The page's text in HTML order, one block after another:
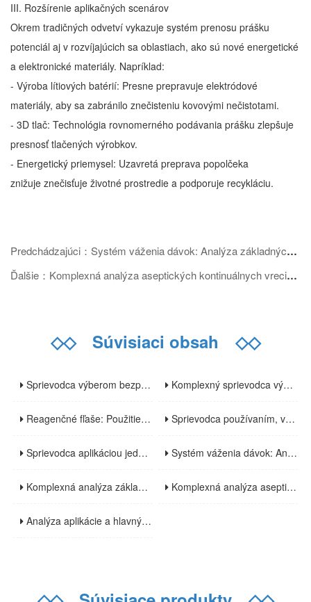
III. Rozšírenie aplikačných scenárov
Okrem tradičných odvetví vykazuje systém prenosu prášku
potenciál aj v rozvíjajúcich sa oblastiach, ako sú nové energetické
a elektronické materiály. Napríklad:
- Výroba lítiových batérií: Presne prepravuje elektródové
materiály, aby sa zabránilo znečisteniu kovovými nečistotami.
- 3D tlač: Technológia rovnomerného podávania prášku zlepšuje
presnosť tlačených výrobkov.
- Energetický priemysel: Uzavretá preprava popolčeka
znižuje znečisťuje životné prostredie a podporuje recykláciu.
Predchádzajúci：Systém váženia dávok: Analýza základných funkcií a efektívne aplikácie vo viacerých odvetviach
Ďalšie：Komplexná analýza aseptických kontinuálnych vreciek: vlastnosti materiálu, výrobné procesy a oblasti použitia
◇◇Súvisiaci obsah ◇◇
Sprievodca výberom bezprašných utierok: Analýza charakteristík, aplikácií a kľúčových bodov výberu Komplexný sprievodca výberom laboratórnych odberových fliaš: Materiály, špecifikácie a aplikačné scenáre
Reagenčné fľaše: Použitie, základy dizajnu a pokyny pre bezpečné používanie Sprievodca používaním, výberom a používaním dýchacích vakov: Komplexná analýza od medicínskych až po priemyselné scenáre
Sprievodca aplikáciou jednorazových vreciek na skladovanie tekutín v biofarmaceutickej výrobe: Hlavné výhody a kľúčové body výberu Systém váženia dávok: Analýza základných funkcií a efektívne aplikácie vo viacerých odvetviach
Komplexná analýza základných komponentov a technologických výhod systému na prepravu prášku Komplexná analýza aseptických kontinuálnych vreciek: vlastnosti materiálu, výrobné procesy a oblasti použitia
Analýza aplikácie a hlavných výhod flexibilných izolátorov vo farmaceutickom priemysle